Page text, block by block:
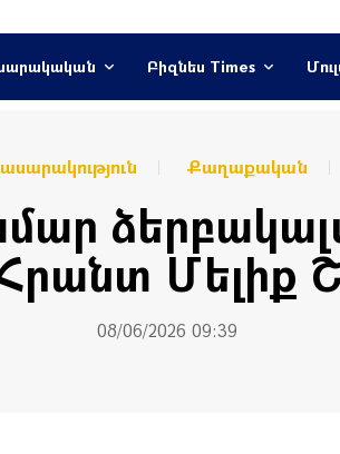
Բիզնես Times
Քաղաքական
Մելիք
08/06/2026 09:39